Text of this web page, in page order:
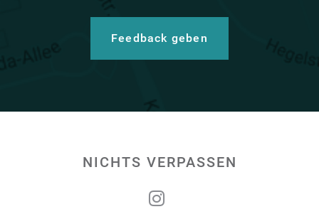
Feedback geben
NICHTS VERPASSEN